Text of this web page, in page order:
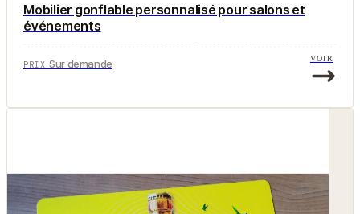
Mobilier gonflable personnalisé pour salons et
événements
PRIX Sur demande VOIR